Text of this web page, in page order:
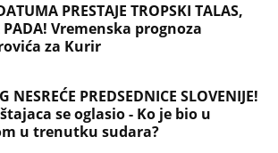
PRESTAJE TROPSKI TALAS,
PADA! Vremenska prognoza
za Kurir
NESREĆE PREDSEDNICE SLOVENIJE!
se oglasio - Ko je bio u
u trenutku sudara?